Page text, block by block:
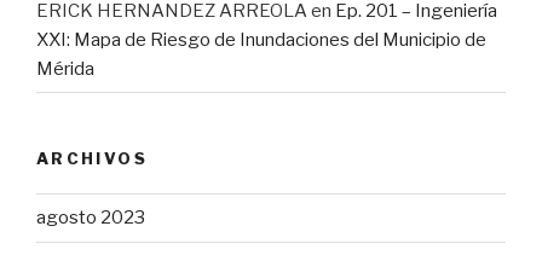
ERICK HERNANDEZ ARREOLAen Ep. 201 – Ingeniería
XXI: Mapa de Riesgo de Inundaciones del Municipio de
Mérida
ARCHIVOS
agosto 2023